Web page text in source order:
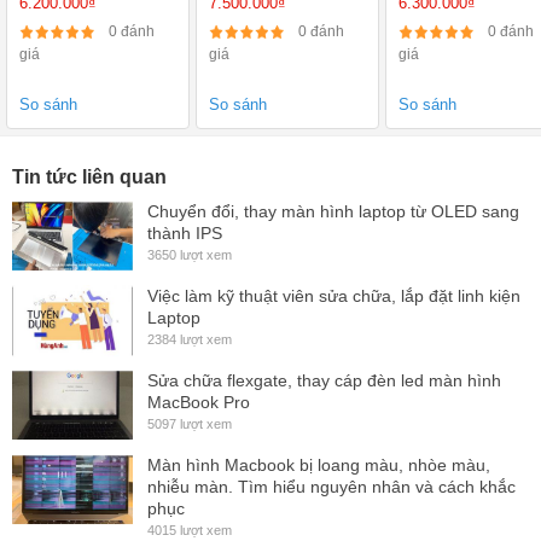
Đặc điểm nổi bật của Thẻ nhớ HOCO Micro SD 128G Class 10
Giới thiệu sản phẩm Thẻ nhớ micro SD Hoco 128GB ( Vàng )
4300M, 4GB, SSD
120GB, 14 inch
HD, HD Graphics
0 đánh
giá
So sánh
5300U/ 4GB/ SSD
120GB/ VGA
Onboard/ 14 inch
0 đánh
giá
So sánh
Ram 4GB, HDD
500GB, 15.6 inch,
VGA On
0 đánh
giá
So sánh
Tin tức liên quan
Chuyển đổi, thay màn hình laptop từ OLED sang
thành IPS
3650 lượt xem
Việc làm kỹ thuật viên sửa chữa, lắp đặt linh kiện
Laptop
2384 lượt xem
Sửa chữa flexgate, thay cáp đèn led màn hình
MacBook Pro
5097 lượt xem
Màn hình Macbook bị loang màu, nhòe màu,
nhiễu màn. Tìm hiểu nguyên nhân và cách khắc
phục
4015 lượt xem